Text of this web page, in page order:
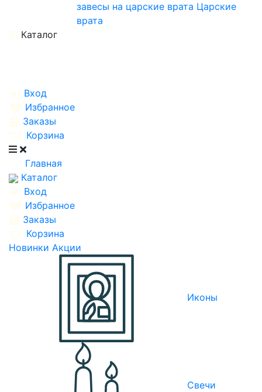
завесы на царские врата Царские
врата
Каталог
Вход
Избранное
Заказы
Корзина
Главная
Каталог
Вход
Избранное
Заказы
Корзина
Новинки Акции
Иконы
Свечи